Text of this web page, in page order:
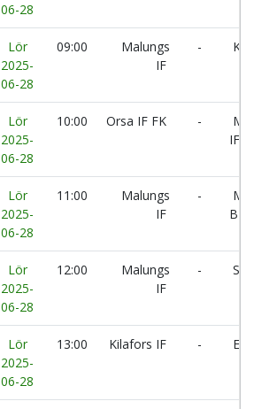
06-28
Lör
2025-
06-28
09:00
Malungs
IF
-
Lör
2025-
06-28
10:00 Orsa IF FK -
Lör
2025-
06-28
11:00
Malungs
IF
-
Lör
2025-
06-28
12:00
Malungs
IF
-
Lör
2025-
06-28
13:00 Kilafors IF -